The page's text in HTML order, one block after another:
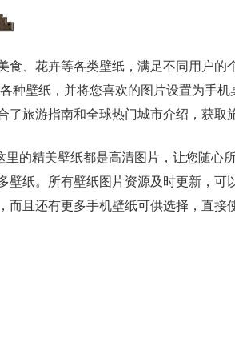
食、花卉等各类壁纸，满足不同用户的
种壁纸，并将您喜欢的图片设置为手机
了旅游指南和全球热门城市介绍，获取
的精美壁纸都是高清图片，让您随心所
壁纸。所有壁纸图片资源及时更新，可
而且还有更多手机壁纸可供选择，直接